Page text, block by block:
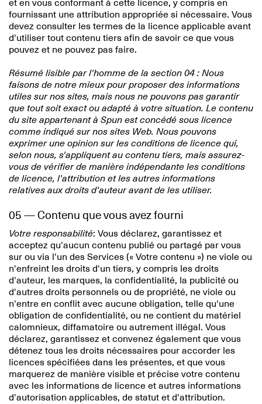
et en vous conformant à cette licence, y compris en
fournissant une attribution appropriée si nécessaire. Vous
devez consulter les termes de la licence applicable avant
d'utiliser tout contenu tiers afin de savoir ce que vous
pouvez et ne pouvez pas faire.
Résumé lisible par l'homme de la section 04 : Nous
faisons de notre mieux pour proposer des informations
utiles sur nos sites, mais nous ne pouvons pas garantir
que tout soit exact ou adapté à votre situation. Le contenu
du site appartenant à Spun est concédé sous licence
comme indiqué sur nos sites Web. Nous pouvons
exprimer une opinion sur les conditions de licence qui,
selon nous, s'appliquent au contenu tiers, mais assurez-
vous de vérifier de manière indépendante les conditions
de licence, l'attribution et les autres informations
relatives aux droits d'auteur avant de les utiliser.
05 — Contenu que vous avez fourni
Votre responsabilité: Vous déclarez, garantissez et
acceptez qu'aucun contenu publié ou partagé par vous
sur ou via l'un des Services (« Votre contenu ») ne viole ou
n'enfreint les droits d'un tiers, y compris les droits
d'auteur, les marques, la confidentialité, la publicité ou
d'autres droits personnels ou de propriété, ne viole ou
n'entre en conflit avec aucune obligation, telle qu'une
obligation de confidentialité, ou ne contient du matériel
calomnieux, diffamatoire ou autrement illégal. Vous
déclarez, garantissez et convenez également que vous
détenez tous les droits nécessaires pour accorder les
licences spécifiées dans les présentes, et que vous
marquerez de manière visible et précise votre contenu
avec les informations de licence et autres informations
d'autorisation applicables, de statut et d'attribution.